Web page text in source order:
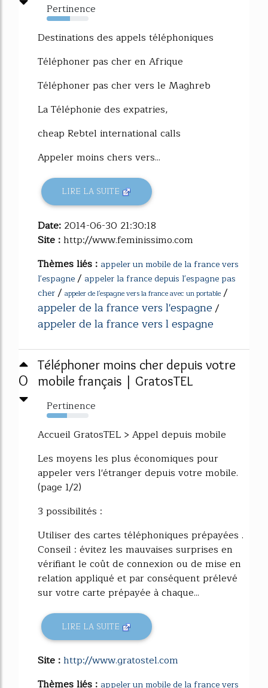
Pertinence
55%
Destinations des appels téléphoniques
Téléphoner pas cher en Afrique
Téléphoner pas cher vers le Maghreb
La Téléphonie des expatries,
cheap Rebtel international calls
Appeler moins chers vers...
LIRE LA SUITE
Date: 2014-06-30 21:30:18
Site :http://www.feminissimo.com
Thèmes liés : appeler un mobile de la france vers
l'espagne/ appeler la france depuis l'espagne pas
cher/ appeler de l'espagne vers la france avec un portable /
appeler de la france vers l'espagne/
appeler de la france vers l espagne
0
Téléphoner moins cher depuis votre
mobile français | GratosTEL
Pertinence
48%
Accueil GratosTEL > Appel depuis mobile
Les moyens les plus économiques pour
appeler vers l'étranger depuis votre mobile.
(page 1/2)
3 possibilités :
Utiliser des cartes téléphoniques prépayées .
Conseil : évitez les mauvaises surprises en
vérifiant le coût de connexion ou de mise en
relation appliqué et par conséquent prélevé
sur votre carte prépayée à chaque...
LIRE LA SUITE
Site :http://www.gratostel.com
Thèmes liés : appeler un mobile de la france vers